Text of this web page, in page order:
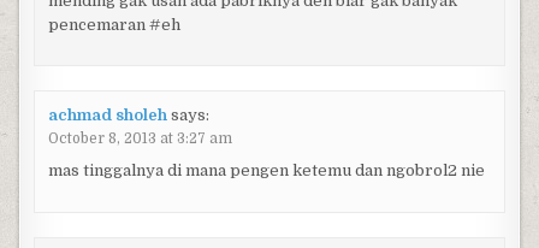
pencemaran #eh
achmad sholeh says:
October 8, 2013 at 3:27 am
mas tinggalnya di mana pengen ketemu dan ngobrol2 nie